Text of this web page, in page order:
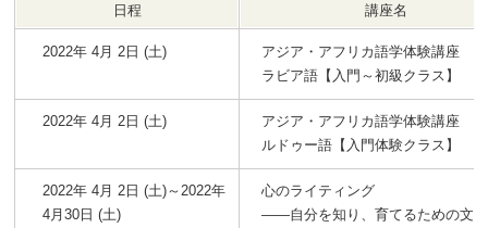
日程 講座名
2022年 4月 2日 (土)
アジア・アフリカ語学体験講座
ラビア語【入門～初級クラス】
2022年 4月 2日 (土)
アジア・アフリカ語学体験講座
ルドゥー語【入門体験クラス】
2022年 4月 2日 (土)～2022年
4月30日 (土)
心のライティング
――自分を知り、育てるための文